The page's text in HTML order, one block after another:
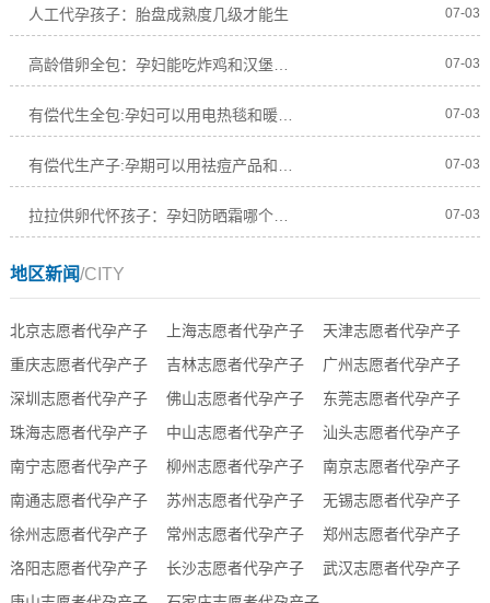
人工代孕孩子：胎盘成熟度几级才能生 07-03
07-03
有偿代生全包:孕妇可以用电热毯和暖宝宝吗 07-03
07-03
拉拉供卵代怀孩子：孕妇防晒霜哪个牌子好安全 07-03
地区新闻/CITY
北京志愿者代孕产子 上海志愿者代孕产子
天津志愿者代孕产子
重庆志愿者代孕产子
吉林志愿者代孕产子
广州志愿者代孕产子
深圳志愿者代孕产子
佛山志愿者代孕产子
东莞志愿者代孕产子
珠海志愿者代孕产子
中山志愿者代孕产子
汕头志愿者代孕产子
南宁志愿者代孕产子
柳州志愿者代孕产子
南京志愿者代孕产子
南通志愿者代孕产子
苏州志愿者代孕产子
无锡志愿者代孕产子
徐州志愿者代孕产子
常州志愿者代孕产子
郑州志愿者代孕产子
洛阳志愿者代孕产子
长沙志愿者代孕产子
武汉志愿者代孕产子